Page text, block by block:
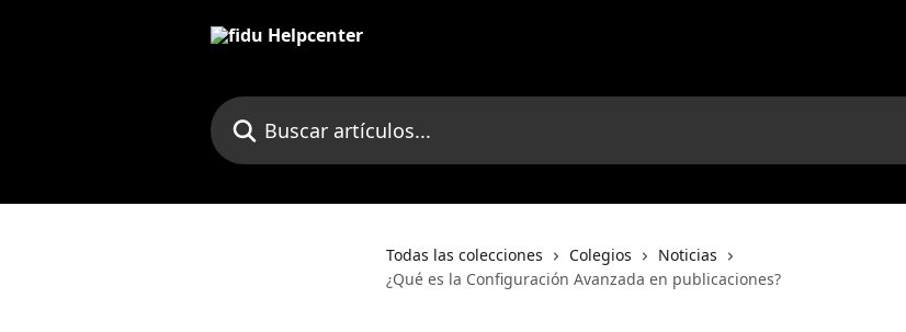
Buscar artículos...
Todas las colecciones Colegios
Noticias
¿Qué es la Configuración Avanzada en publicaciones?